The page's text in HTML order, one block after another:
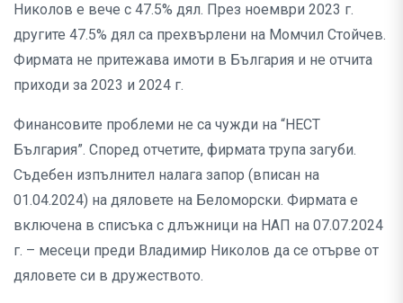
Николов е вече с 47.5% дял. През ноември 2023 г.
другите 47.5% дял са прехвърлени на Момчил Стойчев.
Фирмата не притежава имоти в България и не отчита
приходи за 2023 и 2024 г.
Финансовите проблеми не са чужди на “НЕСТ
България”. Според отчетите, фирмата трупа загуби.
Съдебен изпълнител налага запор (вписан на
01.04.2024) на дяловете на Беломорски. Фирмата е
включена в списъка с длъжници на НАП на 07.07.2024
г. – месеци преди Владимир Николов да се отърве от
дяловете си в дружеството.